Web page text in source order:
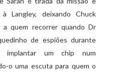
Langley, deixando Chuck
quem recorrer quando Dr
de espiões durante
implantar um chip num
o uma escuta para quem o